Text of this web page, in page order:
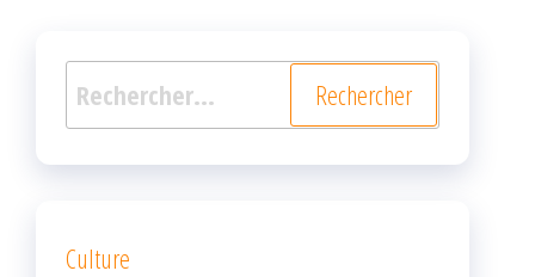
Rechercher :
Culture